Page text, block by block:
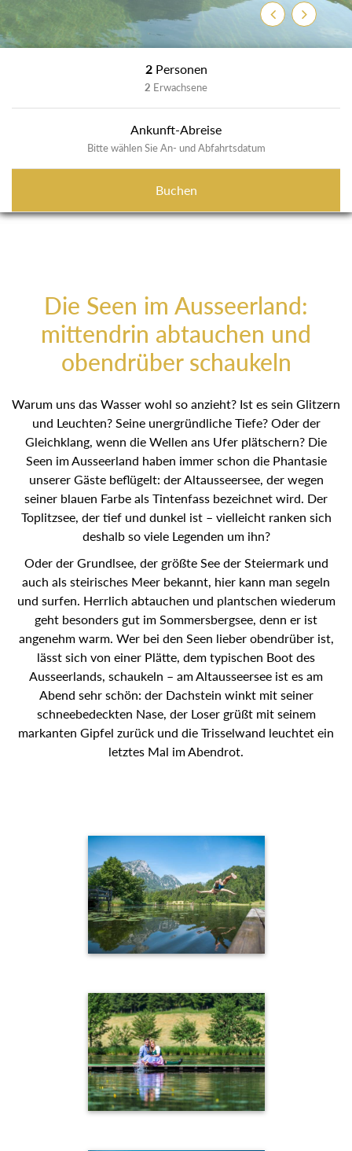
ZurückWeiter
2 Personen
2 Erwachsene
Ankunft-Abreise
Bitte wählen Sie An- und Abfahrtsdatum
Buchen
Die Seen im Ausseerland:
mittendrin abtauchen und
obendrüber schaukeln
Warum uns das Wasser wohl so anzieht? Ist es sein Glitzern
und Leuchten? Seine unergründliche Tiefe? Oder der
Gleichklang, wenn die Wellen ans Ufer plätschern? Die
Seen im Ausseerland haben immer schon die Phantasie
unserer Gäste beflügelt: der Altausseersee, der wegen
seiner blauen Farbe als Tintenfass bezeichnet wird. Der
Toplitzsee, der tief und dunkel ist – vielleicht ranken sich
deshalb so viele Legenden um ihn?
Oder der Grundlsee, der größte See der Steiermark und
auch als steirisches Meer bekannt, hier kann man segeln
und surfen. Herrlich abtauchen und plantschen wiederum
geht besonders gut im Sommersbergsee, denn er ist
angenehm warm. Wer bei den Seen lieber obendrüber ist,
lässt sich von einer Plätte, dem typischen Boot des
Ausseerlands, schaukeln – am Altausseersee ist es am
Abend sehr schön: der Dachstein winkt mit seiner
schneebedeckten Nase, der Loser grüßt mit seinem
markanten Gipfel zurück und die Trisselwand leuchtet ein
letztes Mal im Abendrot.